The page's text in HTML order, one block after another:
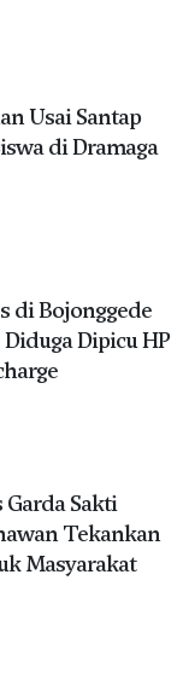
Usai Santap
di Dramaga
di Bojonggede
Dipicu HP
Sakti
Tekankan
Masyarakat